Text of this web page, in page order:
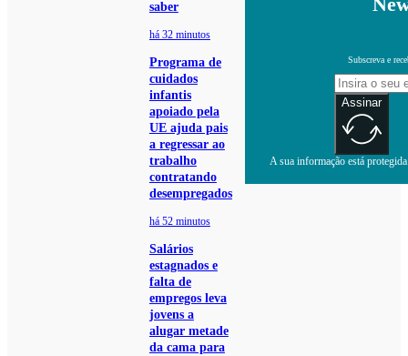
saber
há 32 minutos
Programa de
cuidados
infantis
apoiado pela
UE ajuda pais
a regressar ao
trabalho
contratando
desempregados
há 52 minutos
Salários
estagnados e
falta de
empregos leva
jovens a
alugar metade
da cama para
Subscreva e
Assinar
A sua informação está